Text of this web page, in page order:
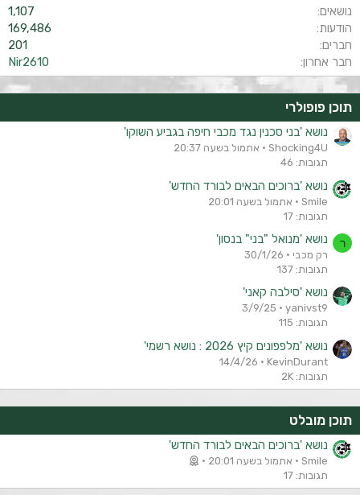
נושאים
1,107
הודעות
169,486
חברים
201
חבר אחרון
Nir2610
תוכן פופולרי
נושא 'בני סכנין נגד מכבי חיפה בגביע השוקו'
Shocking4U
אתמול בשעה 20:37
תגובות: 46
נושא 'ברוכים הבאים לבורד החדש'
Smile
אתמול בשעה 20:01
תגובות: 17
ר נושא 'מנואל "בני" בנסון'
רק מכבי
30/1/26
תגובות: 137
נושא 'סילבה קאני'
yanivst9
3/9/25
תגובות: 115
נושא 'מלפפונים קיץ 2026 : נושא רשמי'
KevinDurant
14/4/26
תגובות: 2K
תוכן מובלט
נושא 'ברוכים הבאים לבורד החדש'
Smile
אתמול בשעה 20:01
תגובות: 17